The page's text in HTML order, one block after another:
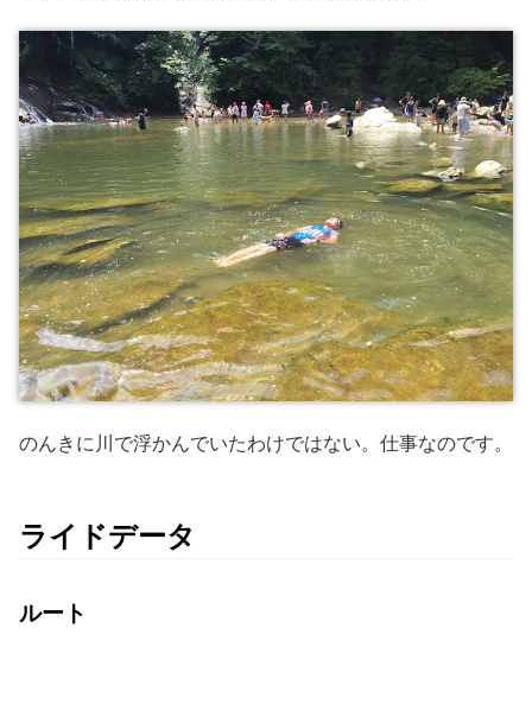
のんきに川で浮かんでいたわけではない。仕事なのです。
ライドデータ
ルート